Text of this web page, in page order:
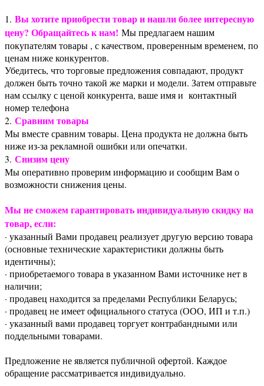
1. Вы хотите приобрести товар и нашли более интересную
цену? Обращайтесь к нам! Мы предлагаем нашим
покупателям товары , с качеством, проверенным временем, по
ценам ниже конкурентов.
Убедитесь, что торговые предложения совпадают, продукт
должен быть точно такой же марки и модели. Затем отправьте
нам ссылку с ценой конкурента, ваше имя и контактный
номер телефона
2. Сравним товары
Мы вместе сравним товары. Цена продукта не должна быть
ниже из-за рекламной ошибки или опечатки.
3. Снизим цену
Мы оперативно проверим информацию и сообщим Вам о
возможности снижения цены.
Мы не сможем гарантировать индивидуальную скидку на
товар, если:
· указанный Вами продавец реализует другую версию товара
(основные технические характеристики должны быть
идентичны);
· приобретаемого товара в указанном Вами источнике нет в
наличии;
· продавец находится за пределами Республики Беларусь;
· продавец не имеет официального статуса (ООО, ИП и т.п.)
· указанный вами продавец торгует контрабандными или
поддельными товарами.
Предложение не является публичной офертой. Каждое
обращение рассматривается индивидуально.